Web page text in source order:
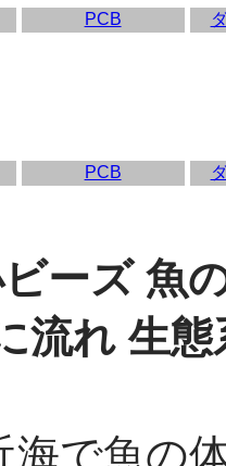
PCB
PCB
ーズ 魚
流れ 生
で魚の